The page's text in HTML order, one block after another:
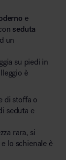
e
seduta
un
su piedi in
è
di stoffa o
seduta e
rara, si
lo schienale è